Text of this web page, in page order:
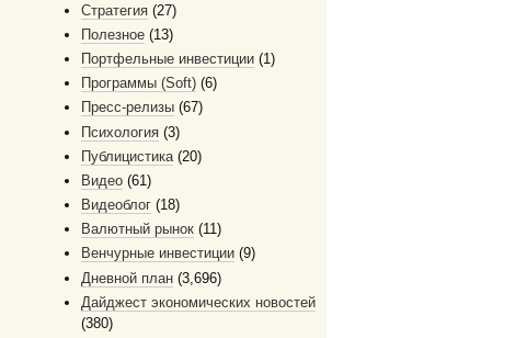
Стратегия (27)
Полезное (13)
Портфельные инвестиции (1)
Программы (Soft) (6)
Пресс-релизы (67)
Психология (3)
Публицистика (20)
Видео (61)
Видеоблог (18)
Валютный рынок (11)
Венчурные инвестиции (9)
Дневной план (3,696)
Дайджест экономических новостей
(380)